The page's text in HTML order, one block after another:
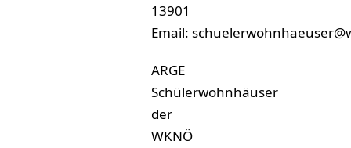
13901
Email:
ARGE
Schülerwohnhäuser
der
WKNÖ